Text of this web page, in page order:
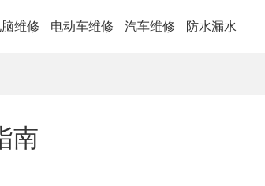
维修 电动车维修 汽车维修 防水漏水
南